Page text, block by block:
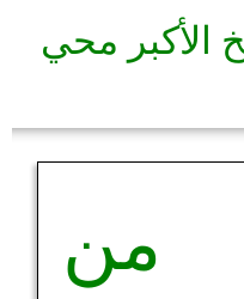
الأكبر محي
من